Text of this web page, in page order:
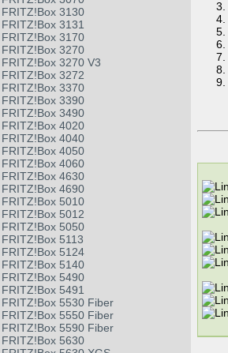
FRITZ!Box 3130
FRITZ!Box 3131
FRITZ!Box 3170
FRITZ!Box 3270
FRITZ!Box 3270 V3
FRITZ!Box 3272
FRITZ!Box 3370
FRITZ!Box 3390
FRITZ!Box 3490
FRITZ!Box 4020
FRITZ!Box 4040
FRITZ!Box 4050
FRITZ!Box 4060
FRITZ!Box 4630
FRITZ!Box 4690
FRITZ!Box 5010
FRITZ!Box 5012
FRITZ!Box 5050
FRITZ!Box 5113
FRITZ!Box 5124
FRITZ!Box 5140
FRITZ!Box 5490
FRITZ!Box 5491
FRITZ!Box 5530 Fiber
FRITZ!Box 5550 Fiber
FRITZ!Box 5590 Fiber
FRITZ!Box 5630